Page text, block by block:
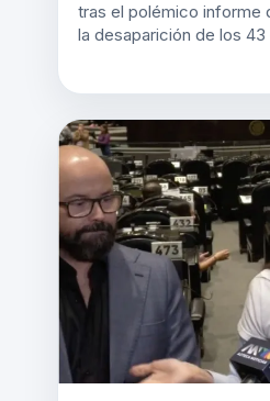
tras el polémico informe
la desaparición de los 43